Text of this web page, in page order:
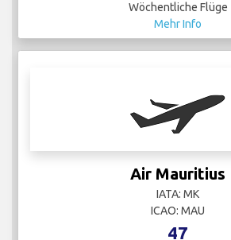
Wöchentliche Flüge
Mehr Info
Air Mauritius
IATA: MK
ICAO: MAU
47